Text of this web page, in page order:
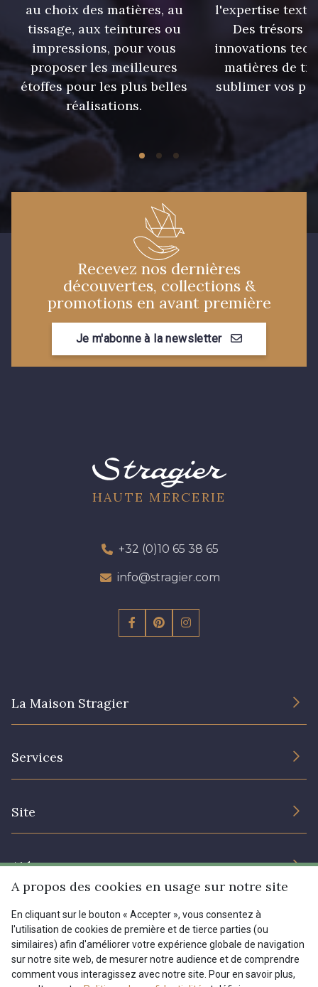
2 - Bleu Encre 8 - Jaune Or
33 - Rose Corail 4 - Menthe à l'eau
13 - Jaune Poussin
24 - Vert Réséda
901 - Vert Bouteille
au choix des matières, au
tissage, aux teintures ou
impressions, pour vous
proposer les meilleures
étoffes pour les plus belles
réalisations.
l'expertise
Des trésors
innovations
matières de
sublimer vos
Recevez nos dernières
découvertes, collections &
promotions en avant première
Je m'abonne à la newsletter
HAUTE MERCERIE
+32 (0)10 65 38 65
info@stragier.com
La Maison Stragier
Services
Site
Prix réduits
Magazine
Aide
Livraison : France, Belgique, International
Retours & réclamations
FAQ - Questions fréquentes
Menu
Tous nos tissus
FR EN
A propos des cookies en usage sur notre site
En cliquant sur le bouton « Accepter », vous consentez à
l'utilisation de cookies de première et de tierce parties (ou
similaires) afin d'améliorer votre expérience globale de navigation
sur notre site web, de mesurer notre audience et de comprendre
comment vous interagissez avec notre site. Pour en savoir plus,